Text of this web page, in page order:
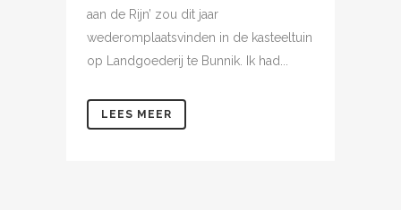
aan de Rijn’ zou dit jaar
wederomplaatsvinden in de kasteeltuin
op Landgoederij te Bunnik. Ik had...
LEES MEER